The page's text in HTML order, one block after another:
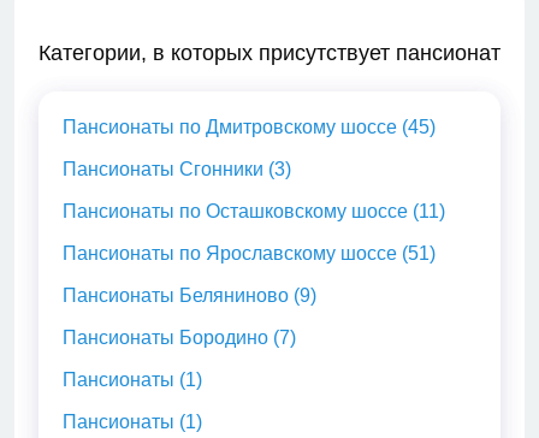
Категории, в которых присутствует пансионат
Пансионаты по Дмитровскому шоссе (45)
Пансионаты Сгонники (3)
Пансионаты по Осташковскому шоссе (11)
Пансионаты по Ярославскому шоссе (51)
Пансионаты Беляниново (9)
Пансионаты Бородино (7)
Пансионаты (1)
Пансионаты (1)